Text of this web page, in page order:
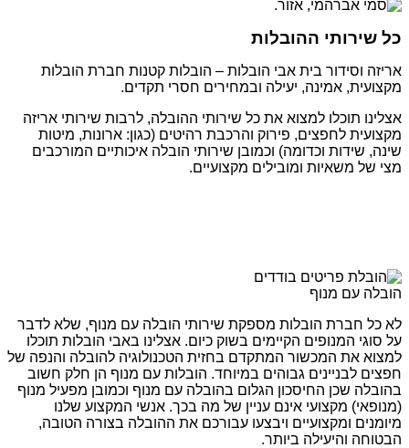
כל שירותי ההובלות
אריזה וסידור בית אבי הובלות – הובלות קטנות חברת הובלות
מקצועית, אמינה, יעילה ובמחירים חסרי תקדים.
אצלינו תוכלו למצוא את כל שירותי ההובלה, לרבות שירותי אריזה
מקצועית לחפצים, פירוק והרכבת רהיטים (כגון: ארונות, מיטות
שינה, שידות וכדומה) וכמובן שירותי הובלה איכותיים המורכבים
מצי של משאיות ומובילים מקצועיים.
הובלה עם מנוף
לא כל חברת הובלות מספקת שירותי הובלה עם מנוף, שלא לדבר
על סוגי המנופים הקיימים בשוק כיום. אצלינו באבי הובלות תוכלו
למצוא את המכשור המתקדם בחזית הטכנולוגיה להובלה והנפה של
חפצים לבניינים גבוהים במיוחד. הובלות עם מנוף הן חלק חשוב
בהובלה שכן החיסכון הגלום בהובלה עם מנוף וכמובן מפעיל מנוף
(מנופאי) מקצועי אינם עניין של מה בכך. אנשי המקצוע שלנו
מיומנים ומקצועיים ויבצעו עבורכם את ההובלה בצורה הטובה,
הבטוחה והיעילה ביותר.